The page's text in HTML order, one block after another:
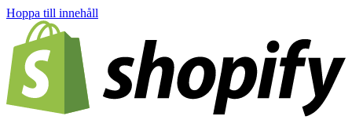
Hoppa till innehåll